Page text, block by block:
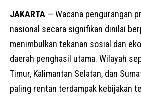
JAKARTA — Wacana pengurangan
nasional secara signifikan dinilai
menimbulkan tekanan sosial dan
daerah penghasil utama. Wilayah
Timur, Kalimantan Selatan, dan
paling rentan terdampak kebijakan